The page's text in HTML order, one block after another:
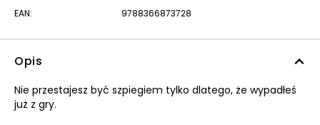
EAN: 9788366873728
Opis
Nie przestajesz być szpiegiem tylko dlatego, że wypadłeś
już z gry.